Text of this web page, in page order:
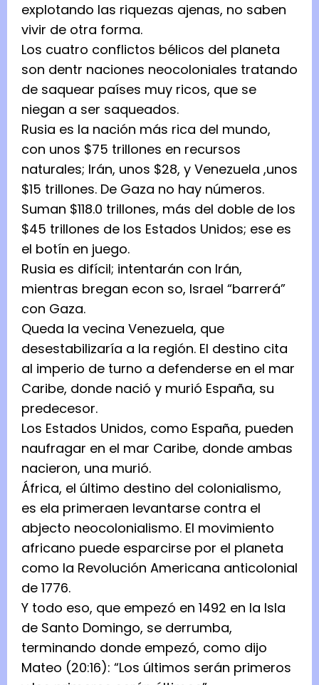
explotando las riquezas ajenas, no saben
vivir de otra forma.
Los cuatro conflictos bélicos del planeta
son dentr naciones neocoloniales tratando
de saquear países muy ricos, que se
niegan a ser saqueados.
Rusia es la nación más rica del mundo,
con unos $75 trillones en recursos
naturales; Irán, unos $28, y Venezuela ,unos
$15 trillones. De Gaza no hay números.
Suman $118.0 trillones, más del doble de los
$45 trillones de los Estados Unidos; ese es
el botín en juego.
Rusia es difícil; intentarán con Irán,
mientras bregan econ so, Israel “barrerá”
con Gaza.
Queda la vecina Venezuela, que
desestabilizaría a la región. El destino cita
al imperio de turno a defenderse en el mar
Caribe, donde nació y murió España, su
predecesor.
Los Estados Unidos, como España, pueden
naufragar en el mar Caribe, donde ambas
nacieron, una murió.
África, el último destino del colonialismo,
es ela primeraen levantarse contra el
abjecto neocolonialismo. El movimiento
africano puede esparcirse por el planeta
como la Revolución Americana anticolonial
de 1776.
Y todo eso, que empezó en 1492 en la Isla
de Santo Domingo, se derrumba,
terminando donde empezó, como dijo
Mateo (20:16): “Los últimos serán primeros